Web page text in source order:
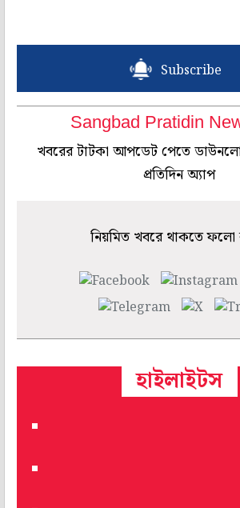
Subscribe
Sangbad Pratidin
খবরের টাটকা আপডেট পেতে
প্রতিদিন অ্যাপ
নিয়মিত খবরে থাকতে
হাইলাইটস